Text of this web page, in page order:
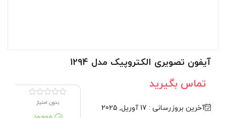
آیفون تصویری الکتروپیک مدل 1294
تماس بگیرید
آخرین بروزرسانی : 17 آوریل, 2025
بدون امتیاز